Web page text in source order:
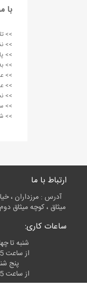
با
>>
>>
>>
>>
>>
>>
>>
>>
>>
ارتباط با ما
آدرس : مرزداران ،
میثاق ، کوچه میثاق دوم ، پلاک
ساعات کاری:
شنبه تا
از ساعت 9:15 تا 20
پنج
از ساعت 9:15 تا 17